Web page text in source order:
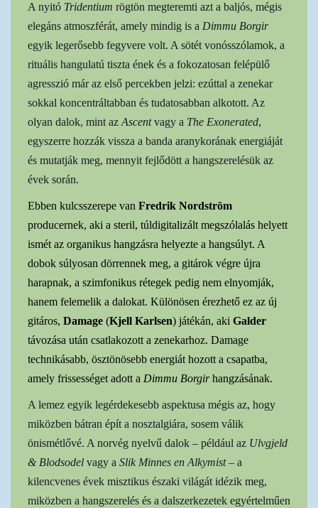
A nyitó Tridentium rögtön megteremti azt a baljós, mégis
elegáns atmoszférát, amely mindig is a Dimmu Borgir
egyik legerősebb fegyvere volt. A sötét vonósszólamok, a
rituális hangulatú tiszta ének és a fokozatosan felépülő
agresszió már az első percekben jelzi: ezúttal a zenekar
sokkal koncentráltabban és tudatosabban alkotott. Az
olyan dalok, mint azAscentvagy a The Exonerated,
egyszerre hozzák vissza a banda aranykorának energiáját
és mutatják meg, mennyit fejlődött a hangszerelésük az
évek során.
Ebben kulcsszerepe van Fredrik Nordström
producernek, aki a steril, túldigitalizált megszólalás helyett
ismét az organikus hangzásra helyezte a hangsúlyt. A
dobok súlyosan dörrennek meg, a gitárok végre újra
harapnak, a szimfonikus rétegek pedig nem elnyomják,
hanem felemelik a dalokat. Különösen érezhető ez az új
gitáros, Damage (Kjell Karlsen) játékán, aki Galder
távozása után csatlakozott a zenekarhoz. Damage
technikásabb, ösztönösebb energiát hozott a csapatba,
amely frissességet adott a Dimmu Borgirhangzásának.
A lemez egyik legérdekesebb aspektusa mégis az, hogy
miközben bátran épít a nosztalgiára, sosem válik
önismétlővé. A norvég nyelvű dalok – például az Ulvgjeld
& Blodsodel vagy a Slik Minnes en Alkymist– a
kilencvenes évek misztikus északi világát idézik meg,
miközben a hangszerelés és a dalszerkezetek egyértelműen